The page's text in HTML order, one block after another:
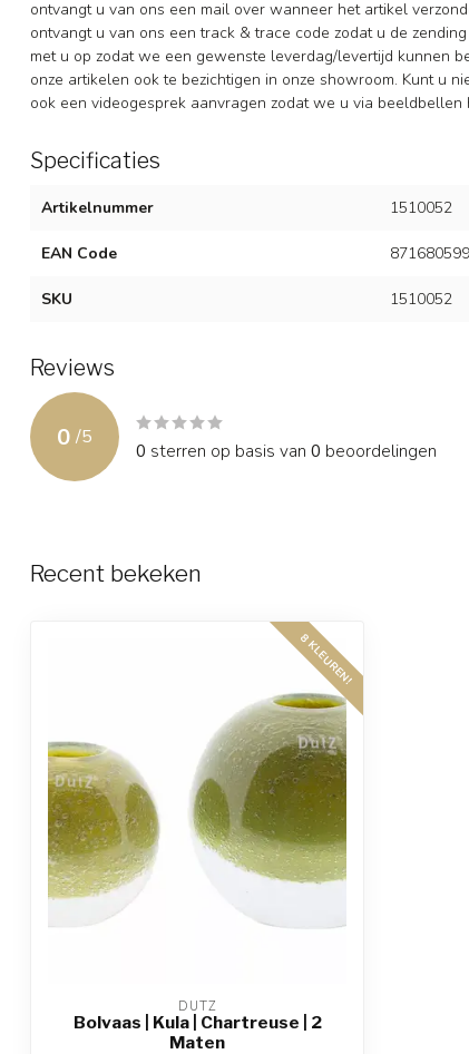
ontvangt u van ons een mail over wanneer het artikel
ontvangt u van ons een track & trace code zodat u de
met u op zodat we een gewenste leverdag/levertijd kunnen
onze artikelen ook te bezichtigen in onze showroom. Kunt u
ook een videogesprek aanvragen zodat we u via beeldbellen
Specificaties
Artikelnummer 1510052
EAN Code
SKU 1510052
Reviews
0 /5
0 sterren op basis van 0 beoordelingen
Recent bekeken
8 KLEUREN!
DUTZ
Bolvaas | Kula | Chartreuse | 2
Maten